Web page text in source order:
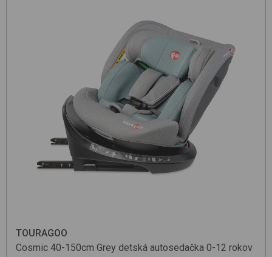
TOURAGOO
Cosmic 40-150cm Grey detská autosedačka 0-12 rokov